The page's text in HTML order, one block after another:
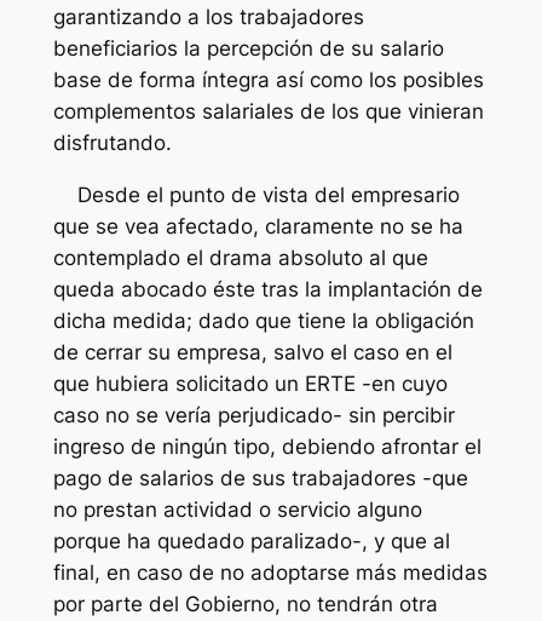
garantizando a los trabajadores
beneficiarios la percepción de su salario
base de forma íntegra así como los posibles
complementos salariales de los que vinieran
disfrutando.
Desde el punto de vista del empresario
que se vea afectado, claramente no se ha
contemplado el drama absoluto al que
queda abocado éste tras la implantación de
dicha medida; dado que tiene la obligación
de cerrar su empresa, salvo el caso en el
que hubiera solicitado un ERTE -en cuyo
caso no se vería perjudicado- sin percibir
ingreso de ningún tipo, debiendo afrontar el
pago de salarios de sus trabajadores -que
no prestan actividad o servicio alguno
porque ha quedado paralizado-, y que al
final, en caso de no adoptarse más medidas
por parte del Gobierno, no tendrán otra